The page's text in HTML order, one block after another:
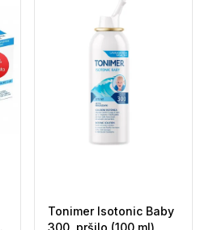
Tonimer Isotonic Baby
300, pršilo (100 ml)